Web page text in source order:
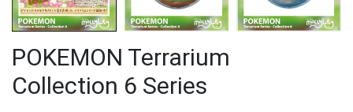
POKEMON Terrarium
Collection 6 Series